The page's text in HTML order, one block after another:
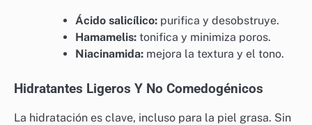
Ácido salicílico: purifica y desobstruye.
Hamamelis: tonifica y minimiza poros.
Niacinamida: mejora la textura y el tono.
Hidratantes Ligeros Y No Comedogénicos
La hidratación es clave, incluso para la piel grasa. Sin